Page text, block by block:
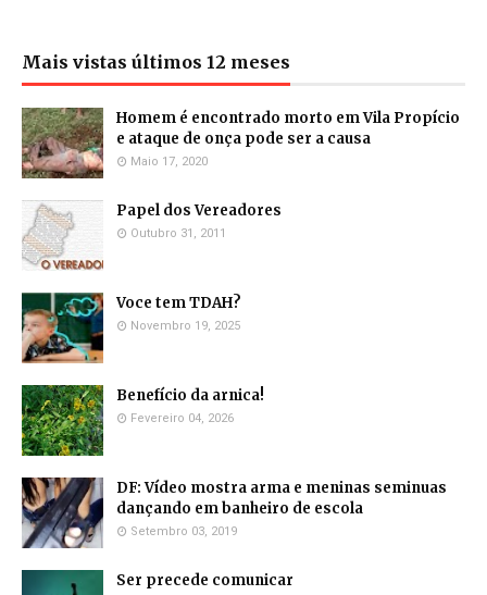
Mais vistas últimos 12 meses
Homem é encontrado morto em Vila Propício
e ataque de onça pode ser a causa
Maio 17, 2020
Papel dos Vereadores
Outubro 31, 2011
Voce tem TDAH?
Novembro 19, 2025
Benefício da arnica!
Fevereiro 04, 2026
DF: Vídeo mostra arma e meninas seminuas
dançando em banheiro de escola
Setembro 03, 2019
Ser precede comunicar